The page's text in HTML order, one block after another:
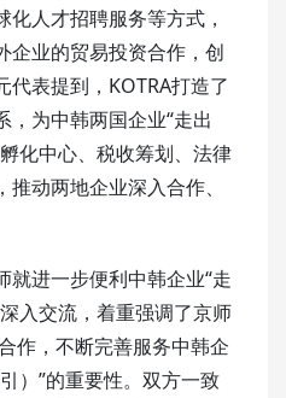
人才招聘服务等方式，‌
企业的贸易投资合作，‌创
表提到，KOTRA打造了
为中韩两国企业“走出
化中心、税收筹划、法律
动两地企业深入合作、
就进一步便利中韩企业“走
入交流，着重强调了京师
作，不断完善服务中韩企
）”的重要性。双方一致